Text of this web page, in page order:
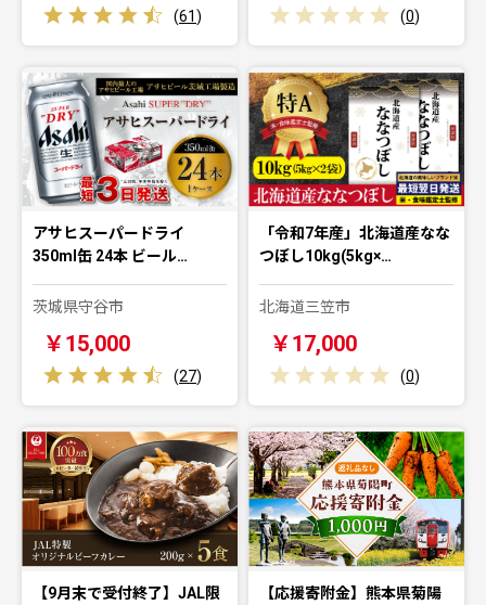
(61) (0)
アサヒスーパードライ
350ml缶 24本 ビール…
茨城県守谷市
￥15,000
(27)
「令和7年産」北海道産なな
つぼし10kg(5kg×…
北海道三笠市
￥17,000
(0)
【9月末で受付終了】JAL限
【応援寄附金】熊本県菊陽